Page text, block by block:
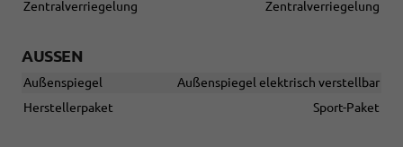
Zentralverriegelung
Zentralverriegelung
AUSSEN
Außenspiegel
Außenspiegel elektrisch verstellbar
Herstellerpaket
Sport-Paket